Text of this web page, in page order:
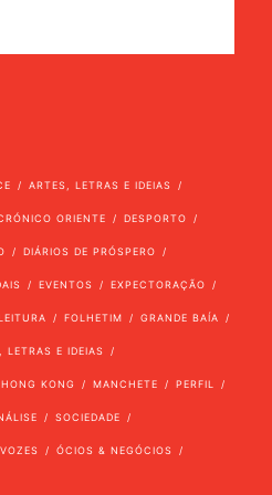
ARTES, LETRAS E IDEIAS
ORIENTE DESPORTO
DIÁRIOS DE PRÓSPERO
EVENTOS EXPECTORAÇÃO
FOLHETIM GRANDE BAÍA
LETRAS E IDEIAS
KONG MANCHETE PERFIL
SOCIEDADE
VOZES ÓCIOS & NEGÓCIOS